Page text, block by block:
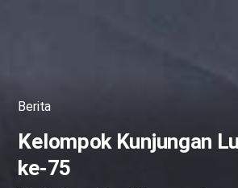
Berita
Kelompok Kunjungan
ke-75